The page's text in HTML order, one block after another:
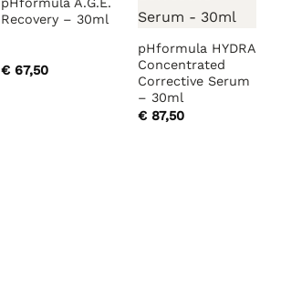
Recovery – 30ml
€67,50
pHformula HYDRA
Concentrated
Corrective Serum
– 30ml
€87,50